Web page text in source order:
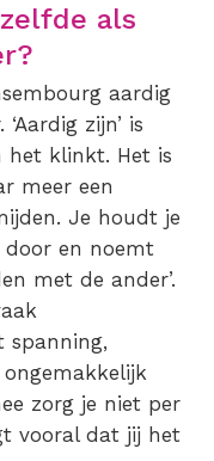
als
aardig
zijn’ is
het klinkt. Het is
meer een
Je houdt je
door en noemt
met de ander’.
spanning,
zorg je niet per
vooral dat jij het